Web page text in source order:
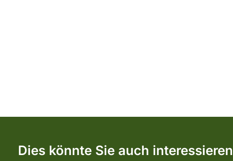
Dies könnte Sie auch interessieren